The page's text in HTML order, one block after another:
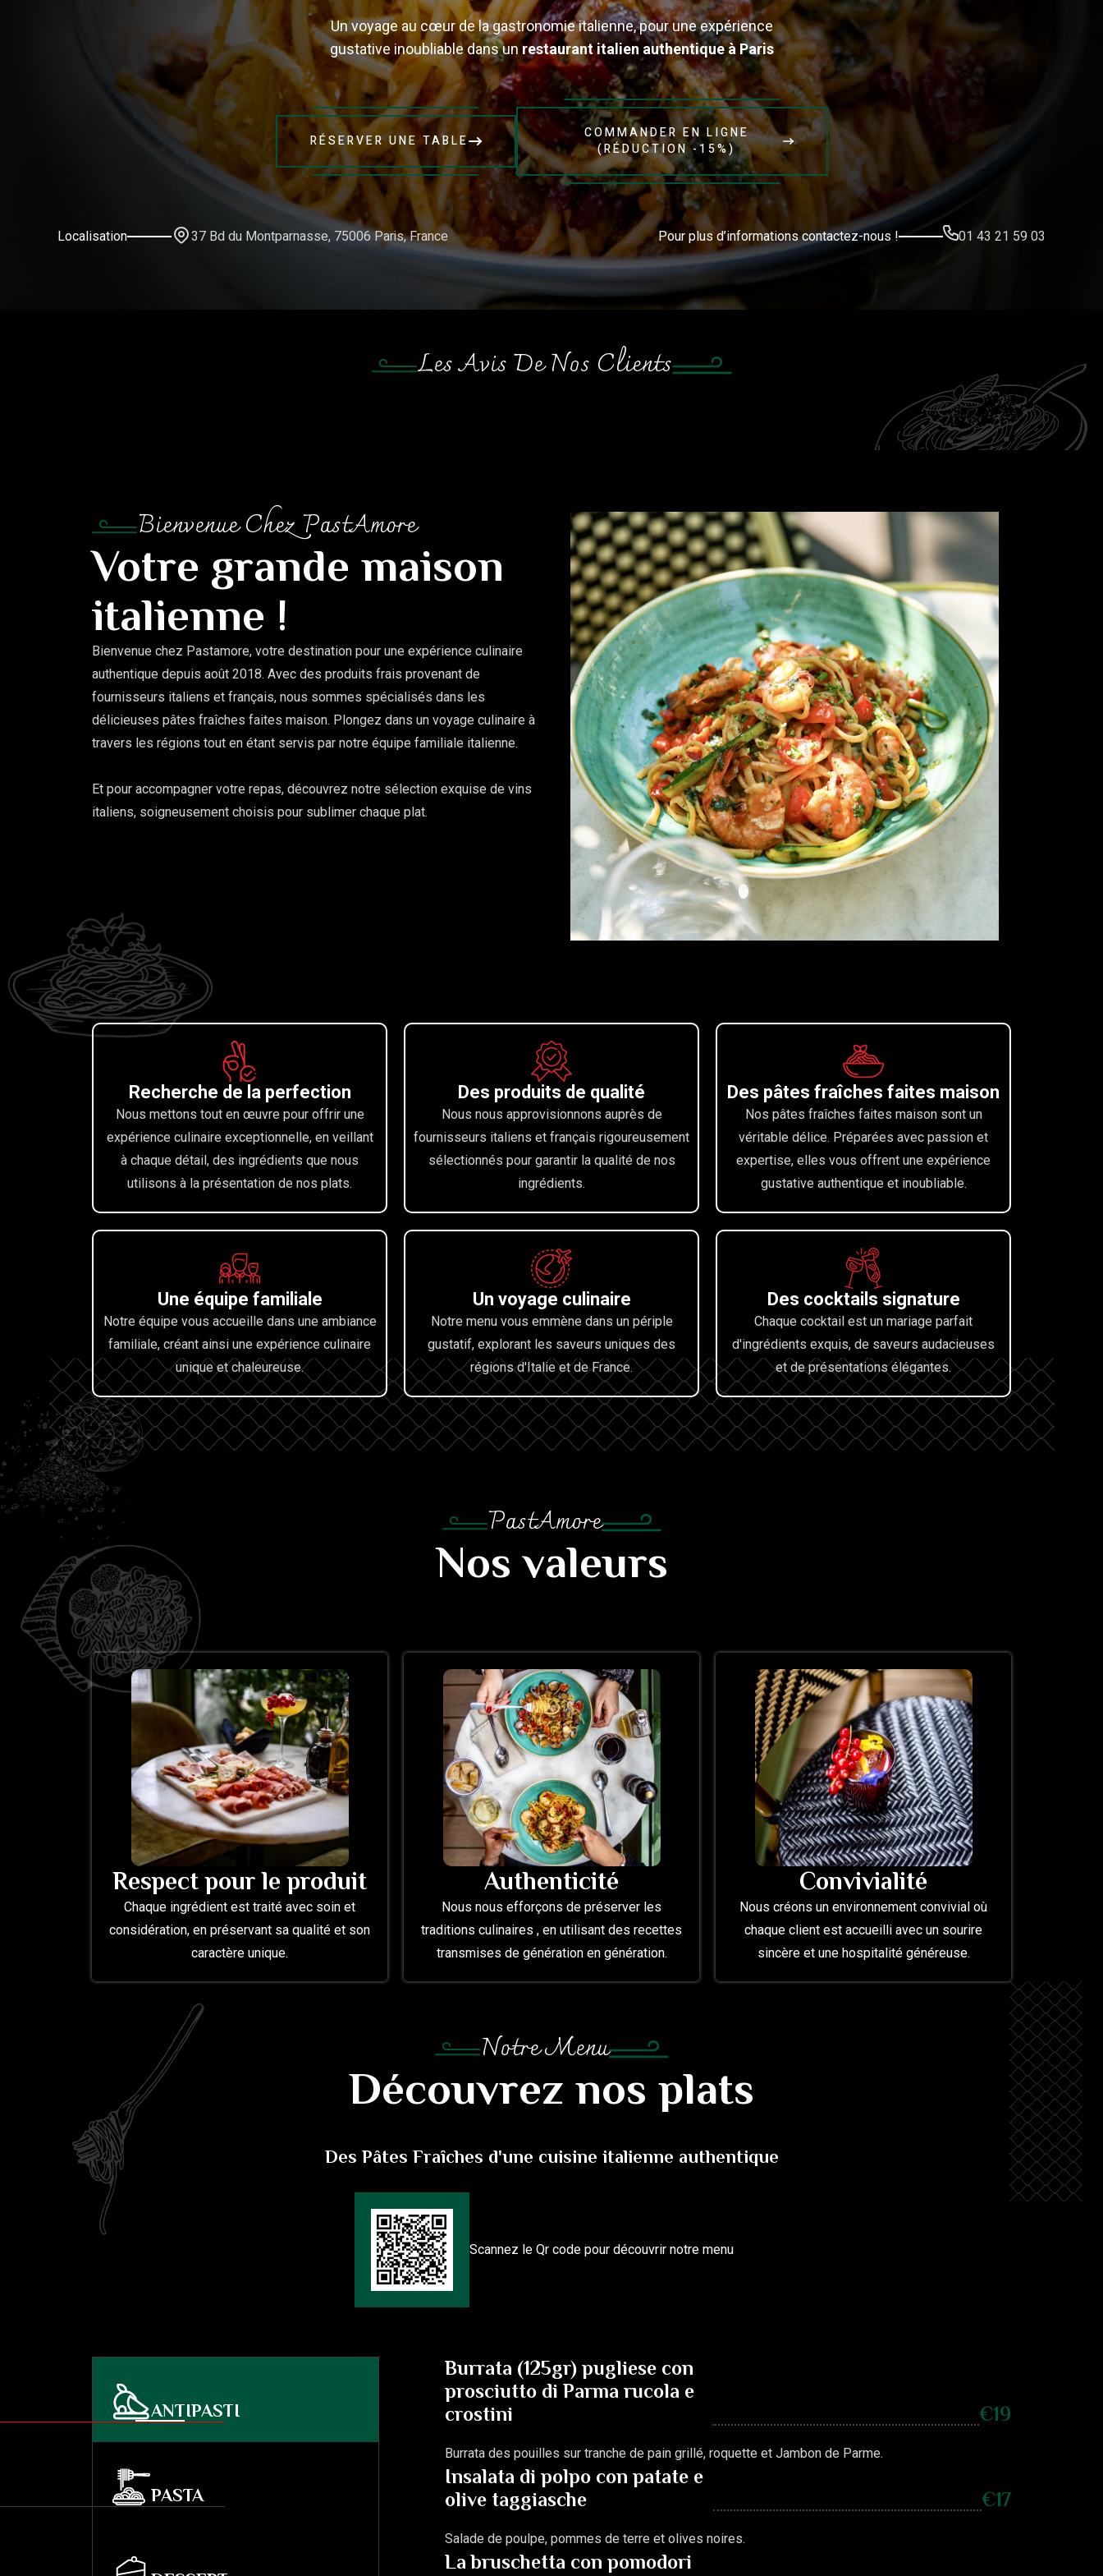
Un voyage au cœur de la gastronomie italienne, pour une expérience
gustative inoubliable dans un restaurant italien authentique à Paris
RÉSERVER UNE TABLE
COMMANDER EN LIGNE
(RÉDUCTION -15%)
Localisation 37 Bd du Montparnasse, 75006 Paris, France Pour plus d’informations contactez-nous ! 01 43 21 59 03
Les Avis De Nos Clients
Bienvenue Chez PastAmore
Votre grande maison
italienne !
Bienvenue chez Pastamore, votre destination pour une expérience culinaire
authentique depuis août 2018. Avec des produits frais provenant de
fournisseurs italiens et français, nous sommes spécialisés dans les
délicieuses pâtes fraîches faites maison. Plongez dans un voyage culinaire à
travers les régions tout en étant servis par notre équipe familiale italienne.
Et pour accompagner votre repas, découvrez notre sélection exquise de vins
italiens, soigneusement choisis pour sublimer chaque plat.
Recherche de la perfection
Nous mettons tout en œuvre pour offrir une
expérience culinaire exceptionnelle, en veillant
à chaque détail, des ingrédients que nous
utilisons à la présentation de nos plats.
Des produits de qualité
Nous nous approvisionnons auprès de
fournisseurs italiens et français rigoureusement
sélectionnés pour garantir la qualité de nos
ingrédients.
Des pâtes fraîches faites maison
Nos pâtes fraîches faites maison sont un
véritable délice. Préparées avec passion et
expertise, elles vous offrent une expérience
gustative authentique et inoubliable.
Une équipe familiale
Notre équipe vous accueille dans une ambiance
familiale, créant ainsi une expérience culinaire
unique et chaleureuse.
Un voyage culinaire
Notre menu vous emmène dans un périple
gustatif, explorant les saveurs uniques des
régions d'Italie et de France.
Des cocktails signature
Chaque cocktail est un mariage parfait
d'ingrédients exquis, de saveurs audacieuses
et de présentations élégantes.
PastAmore
Nos valeurs
Respect pour le produit
Chaque ingrédient est traité avec soin et
considération, en préservant sa qualité et son
caractère unique.
Authenticité
Nous nous efforçons de préserver les
traditions culinaires , en utilisant des recettes
transmises de génération en génération.
Convivialité
Nous créons un environnement convivial où
chaque client est accueilli avec un sourire
sincère et une hospitalité généreuse.
Notre Menu
Découvrez nos plats
Des Pâtes Fraîches d'une cuisine italienne authentique
Scannez le Qr code pour découvrir notre menu
ANTIPASTI
PASTA
Burrata (125gr) pugliese con
prosciutto di Parma rucola e
crostini
€19
Burrata des pouilles sur tranche de pain grillé, roquette et Jambon de Parme.
Insalata di polpo con patate e
olive taggiasche
€17
Salade de poulpe, pommes de terre et olives noires.
La bruschetta con pomodori